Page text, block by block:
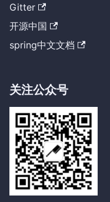
Gitter
开源中国
spring中文文档
关注公众号